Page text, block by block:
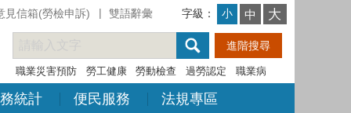
見信箱(勞檢申訴) 雙語辭彙 字級： 小 中 大
職業災害預防 勞工健康 勞動檢查 過勞認定 職業病
統計 便民服務 法規專區